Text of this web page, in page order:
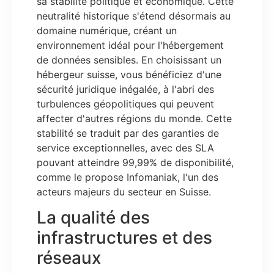
neutralité historique s'étend désormais au
domaine numérique, créant un
environnement idéal pour l'hébergement
de données sensibles. En choisissant un
hébergeur suisse, vous bénéficiez d'une
sécurité juridique inégalée, à l'abri des
turbulences géopolitiques qui peuvent
affecter d'autres régions du monde. Cette
stabilité se traduit par des garanties de
service exceptionnelles, avec des SLA
pouvant atteindre 99,99% de disponibilité,
comme le propose Infomaniak, l'un des
acteurs majeurs du secteur en Suisse.
La qualité des
infrastructures et des
réseaux